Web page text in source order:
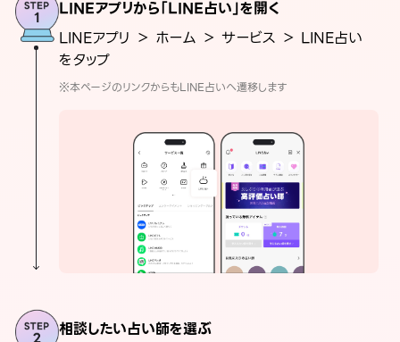
LINEアプリから「LINE占い」を開く
LINEアプリ ＞ ホーム ＞ サービス ＞ LINE占い
をタップ
※本ページのリンクからもLINE占いへ遷移します
相談したい占い師を選ぶ